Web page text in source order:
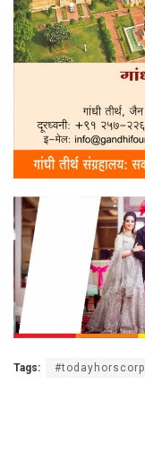
Tags: #todayhorscorp